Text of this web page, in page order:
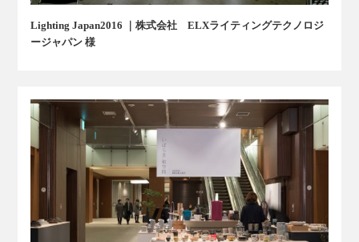
Lighting Japan2016 ｜株式会社 ELXライティングテクノロジ
ージャパン 様